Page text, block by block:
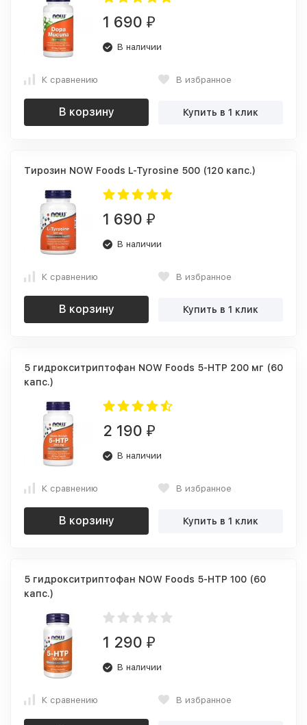
1 690 ₽
В наличии
К сравнению В избранное
В корзину Купить в 1 клик
Тирозин NOW Foods L-Tyrosine 500 (120 капс.)
1 690 ₽
В наличии
К сравнению В избранное
В корзину Купить в 1 клик
5 гидрокситриптофан NOW Foods 5-HTP 200 мг (60
капс.)
2 190 ₽
В наличии
К сравнению В избранное
В корзину Купить в 1 клик
5 гидрокситриптофан NOW Foods 5-HTP 100 (60
капс.)
1 290 ₽
В наличии
К сравнению В избранное